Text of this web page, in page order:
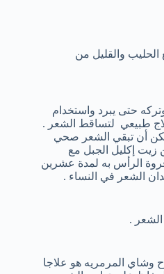
والقليل من
حتى يبرد واستخدام
طبيعي لتساقط الشعر .
أن تبقي الشعر صحي
إكليل الجبل مع
الرأس به لمدة عشرين
الشعر في النساء .
.
المرمريه هو علاجا